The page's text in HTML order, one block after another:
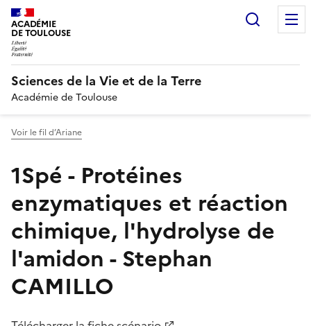
ACADÉMIE
DE TOULOUSE
Sciences de la Vie et de la Terre
Académie de Toulouse
Voir le fil d’Ariane
1Spé - Protéines
enzymatiques et réaction
chimique, l'hydrolyse de
l'amidon - Stephan
CAMILLO